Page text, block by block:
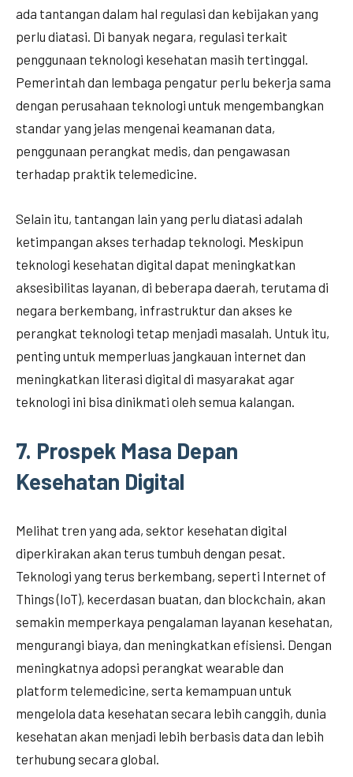
ada tantangan dalam hal regulasi dan kebijakan yang
perlu diatasi. Di banyak negara, regulasi terkait
penggunaan teknologi kesehatan masih tertinggal.
Pemerintah dan lembaga pengatur perlu bekerja sama
dengan perusahaan teknologi untuk mengembangkan
standar yang jelas mengenai keamanan data,
penggunaan perangkat medis, dan pengawasan
terhadap praktik telemedicine.
Selain itu, tantangan lain yang perlu diatasi adalah
ketimpangan akses terhadap teknologi. Meskipun
teknologi kesehatan digital dapat meningkatkan
aksesibilitas layanan, di beberapa daerah, terutama di
negara berkembang, infrastruktur dan akses ke
perangkat teknologi tetap menjadi masalah. Untuk itu,
penting untuk memperluas jangkauan internet dan
meningkatkan literasi digital di masyarakat agar
teknologi ini bisa dinikmati oleh semua kalangan.
7. Prospek Masa Depan
Kesehatan Digital
Melihat tren yang ada, sektor kesehatan digital
diperkirakan akan terus tumbuh dengan pesat.
Teknologi yang terus berkembang, seperti Internet of
Things (IoT), kecerdasan buatan, dan blockchain, akan
semakin memperkaya pengalaman layanan kesehatan,
mengurangi biaya, dan meningkatkan efisiensi. Dengan
meningkatnya adopsi perangkat wearable dan
platform telemedicine, serta kemampuan untuk
mengelola data kesehatan secara lebih canggih, dunia
kesehatan akan menjadi lebih berbasis data dan lebih
terhubung secara global.